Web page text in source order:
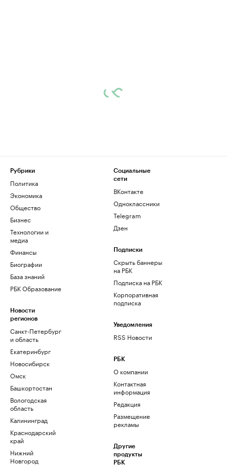
Рубрики
Политика
Экономика
Общество
Бизнес
Технологии и
медиа
Финансы
Биографии
База знаний
РБК Образование
Новости
регионов
Санкт-Петербург
и область
Екатеринбург
Новосибирск
Омск
Башкортостан
Вологодская
область
Калининград
Краснодарский
край
Нижний
Новгород
Социальные
сети
ВКонтакте
Одноклассники
Telegram
Дзен
Подписки
Скрыть баннеры
на РБК
Подписка на РБК
Корпоративная
подписка
Уведомления
RSS Новости
РБК
О компании
Контактная
информация
Редакция
Размещение
рекламы
Другие
продукты
РБК